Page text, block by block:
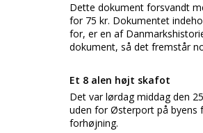
Dette dokument forsvandt
for 75 kr. Dokumentet
for, er en af
dokument, så det fremstår
Et 8 alen højt skafot
Det var lørdag middag den
uden for Østerport på byens
forhøjning.